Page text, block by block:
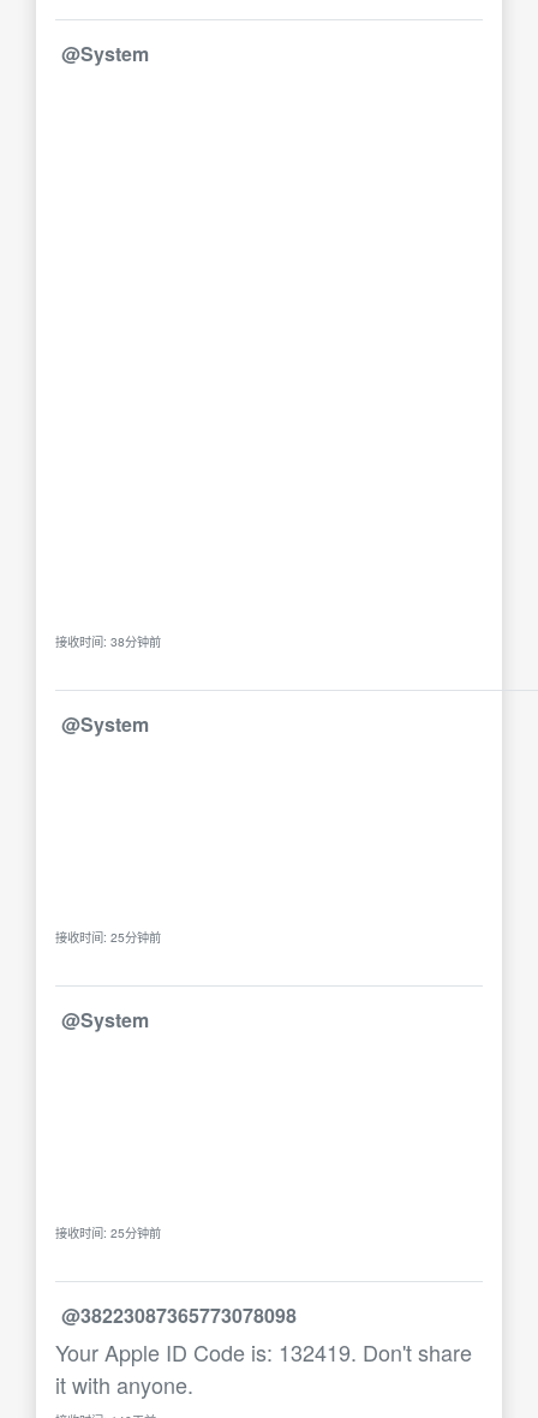
@System
接收时间: 38分钟前
@System
接收时间: 25分钟前
@System
接收时间: 25分钟前
@38223087365773078098
Your Apple ID Code is: 132419. Don't share
it with anyone.